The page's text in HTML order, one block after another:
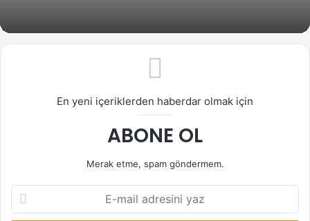
En yeni içeriklerden haberdar olmak için
ABONE OL
Merak etme, spam göndermem.
mail